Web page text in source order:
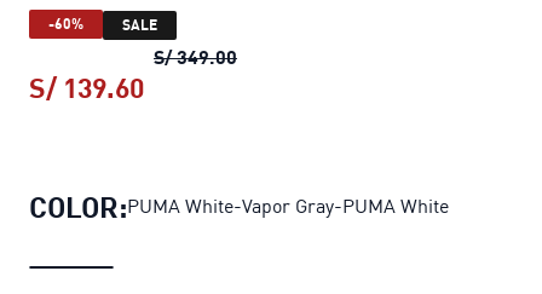
-60% SALE
S/ 349.00Zapatillas Scuderia Ferrari HP CA
S/ 139.60
COLOR:PUMA White-Vapor Gray-PUMA White